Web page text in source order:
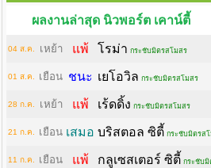
ผลงานล่าสุด นิวพอร์ต เคาน์ตี้
04 ส.ค. เหย้า แพ้ โรม่า กระชับมิตรสโมสร
01 ส.ค. เยือน ชนะ เยโอวิล กระชับมิตรสโมสร
28 ก.ค. เหย้า แพ้ เร้ดดิ้ง กระชับมิตรสโมสร
21 ก.ค. เยือน เสมอ บริสตอล ซิตี้ กระชับมิตรส
11 ก.ค. เยือน แพ้ กลูเซสเตอร์ ซิตี้ กระชับ